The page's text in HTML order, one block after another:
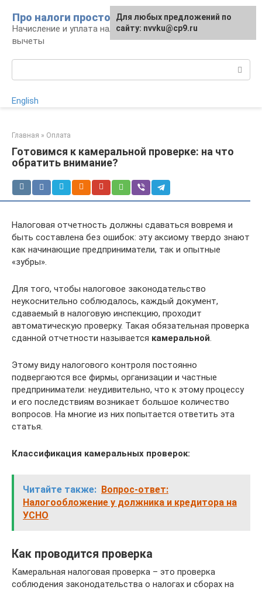
контенту
Про налоги просто
Начисление и уплата налогов, налоговые
вычеты
English
Главная » Оплата
Готовимся к камеральной проверке: на что
обратить внимание?
Налоговая отчетность должны сдаваться вовремя и
быть составлена без ошибок: эту аксиому твердо знают
как начинающие предприниматели, так и опытные
«зубры».
Для того, чтобы налоговое законодательство
неукоснительно соблюдалось, каждый документ,
сдаваемый в налоговую инспекцию, проходит
автоматическую проверку. Такая обязательная проверка
сданной отчетности называется камеральной.
Этому виду налогового контроля постоянно
подвергаются все фирмы, организации и частные
предприниматели: неудивительно, что к этому процессу
и его последствиям возникает большое количество
вопросов. На многие из них попытается ответить эта
статья.
Классификация камеральных проверок:
Читайте также: Вопрос-ответ:
Налогообложение у должника и кредитора на
УСНО
Как проводится проверка
Камеральная налоговая проверка – это проверка
соблюдения законодательства о налогах и сборах на
Для любых предложений по
сайту: nvvku@cp9.ru